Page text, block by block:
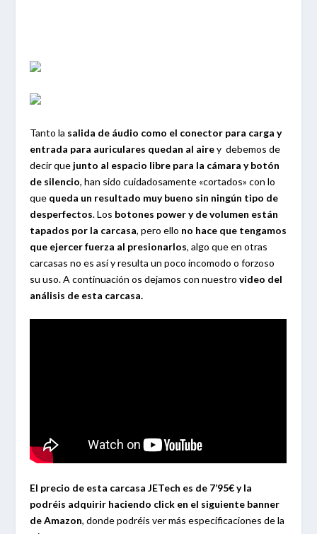
Tanto la salida de áudio como el conector para carga y
entrada para auriculares quedan al airey debemos de
decir que junto al espacio libre para la cámara y botón
de silencio, han sido cuidadosamente «cortados» con lo
que queda un resultado muy bueno sin ningún tipo de
desperfectos. Los botones power y de volumen están
tapados por la carcasa, pero ello no hace que tengamos
que ejercer fuerza al presionarlos, algo que en otras
carcasas no es así y resulta un poco incomodo o forzoso
su uso. A continuación os dejamos con nuestrovideo del
análisis de esta carcasa.
El precio de esta carcasa JETech es de 7’95€ y la
podréis adquirir haciendo click en el siguiente banner
de Amazon, donde podréis ver más especificaciones de la